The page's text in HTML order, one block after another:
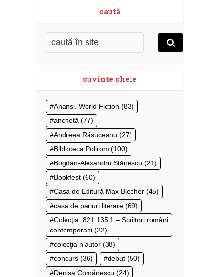
caută
cuvinte cheie
Anansi. World Fiction (83)
anchetă (77)
Andreea Răsuceanu (27)
Biblioteca Polirom (100)
Bogdan-Alexandru Stănescu (21)
Bookfest (60)
Casa de Editură Max Blecher (45)
casa de pariuri literare (69)
Colecţia: 821.135.1 – Scriitori români
contemporani (22)
colecţia n’autor (38)
concurs (36) debut (50)
Denisa Comănescu (24)